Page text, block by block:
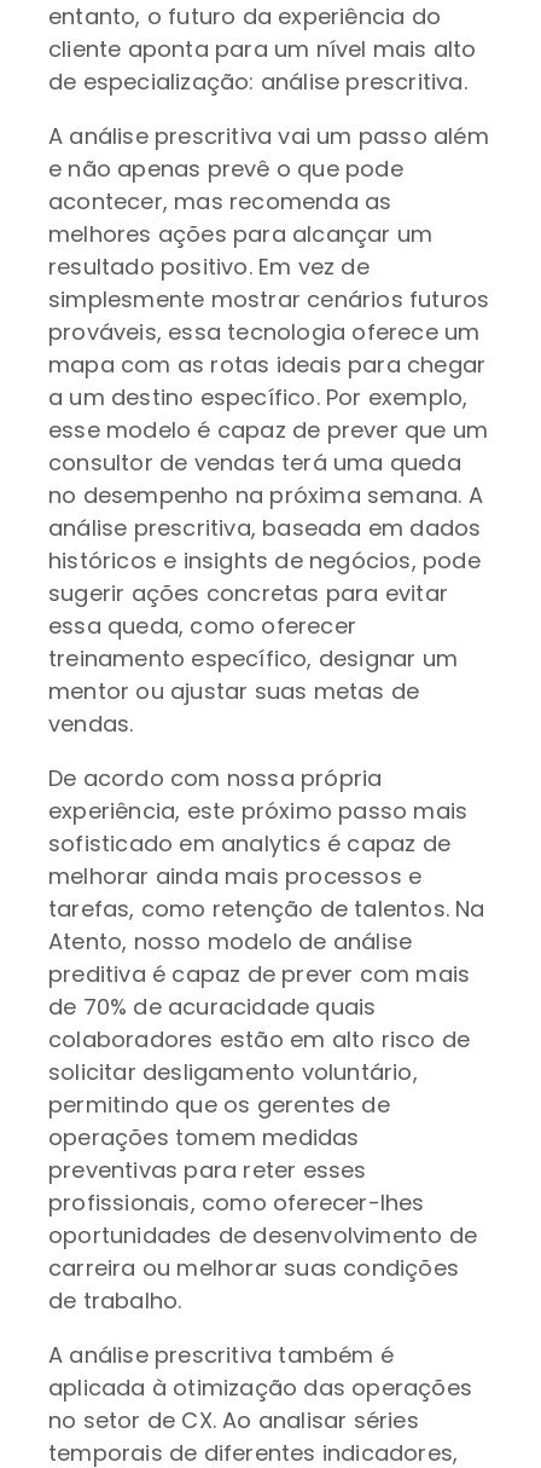
entanto, o futuro da experiência do
cliente aponta para um nível mais alto
de especialização: análise prescritiva.
A análise prescritiva vai um passo além
e não apenas prevê o que pode
acontecer, mas recomenda as
melhores ações para alcançar um
resultado positivo. Em vez de
simplesmente mostrar cenários futuros
prováveis, essa tecnologia oferece um
mapa com as rotas ideais para chegar
a um destino específico. Por exemplo,
esse modelo é capaz de prever que um
consultor de vendas terá uma queda
no desempenho na próxima semana. A
análise prescritiva, baseada em dados
históricos e insights de negócios, pode
sugerir ações concretas para evitar
essa queda, como oferecer
treinamento específico, designar um
mentor ou ajustar suas metas de
vendas.
De acordo com nossa própria
experiência, este próximo passo mais
sofisticado em analytics é capaz de
melhorar ainda mais processos e
tarefas, como retenção de talentos. Na
Atento, nosso modelo de análise
preditiva é capaz de prever com mais
de 70% de acuracidade quais
colaboradores estão em alto risco de
solicitar desligamento voluntário,
permitindo que os gerentes de
operações tomem medidas
preventivas para reter esses
profissionais, como oferecer-lhes
oportunidades de desenvolvimento de
carreira ou melhorar suas condições
de trabalho.
A análise prescritiva também é
aplicada à otimização das operações
no setor de CX. Ao analisar séries
temporais de diferentes indicadores,